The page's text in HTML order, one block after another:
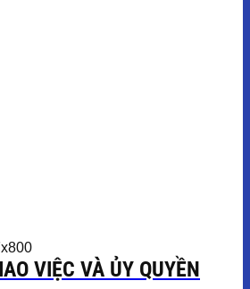
VIỆC VÀ ỦY QUYỀN